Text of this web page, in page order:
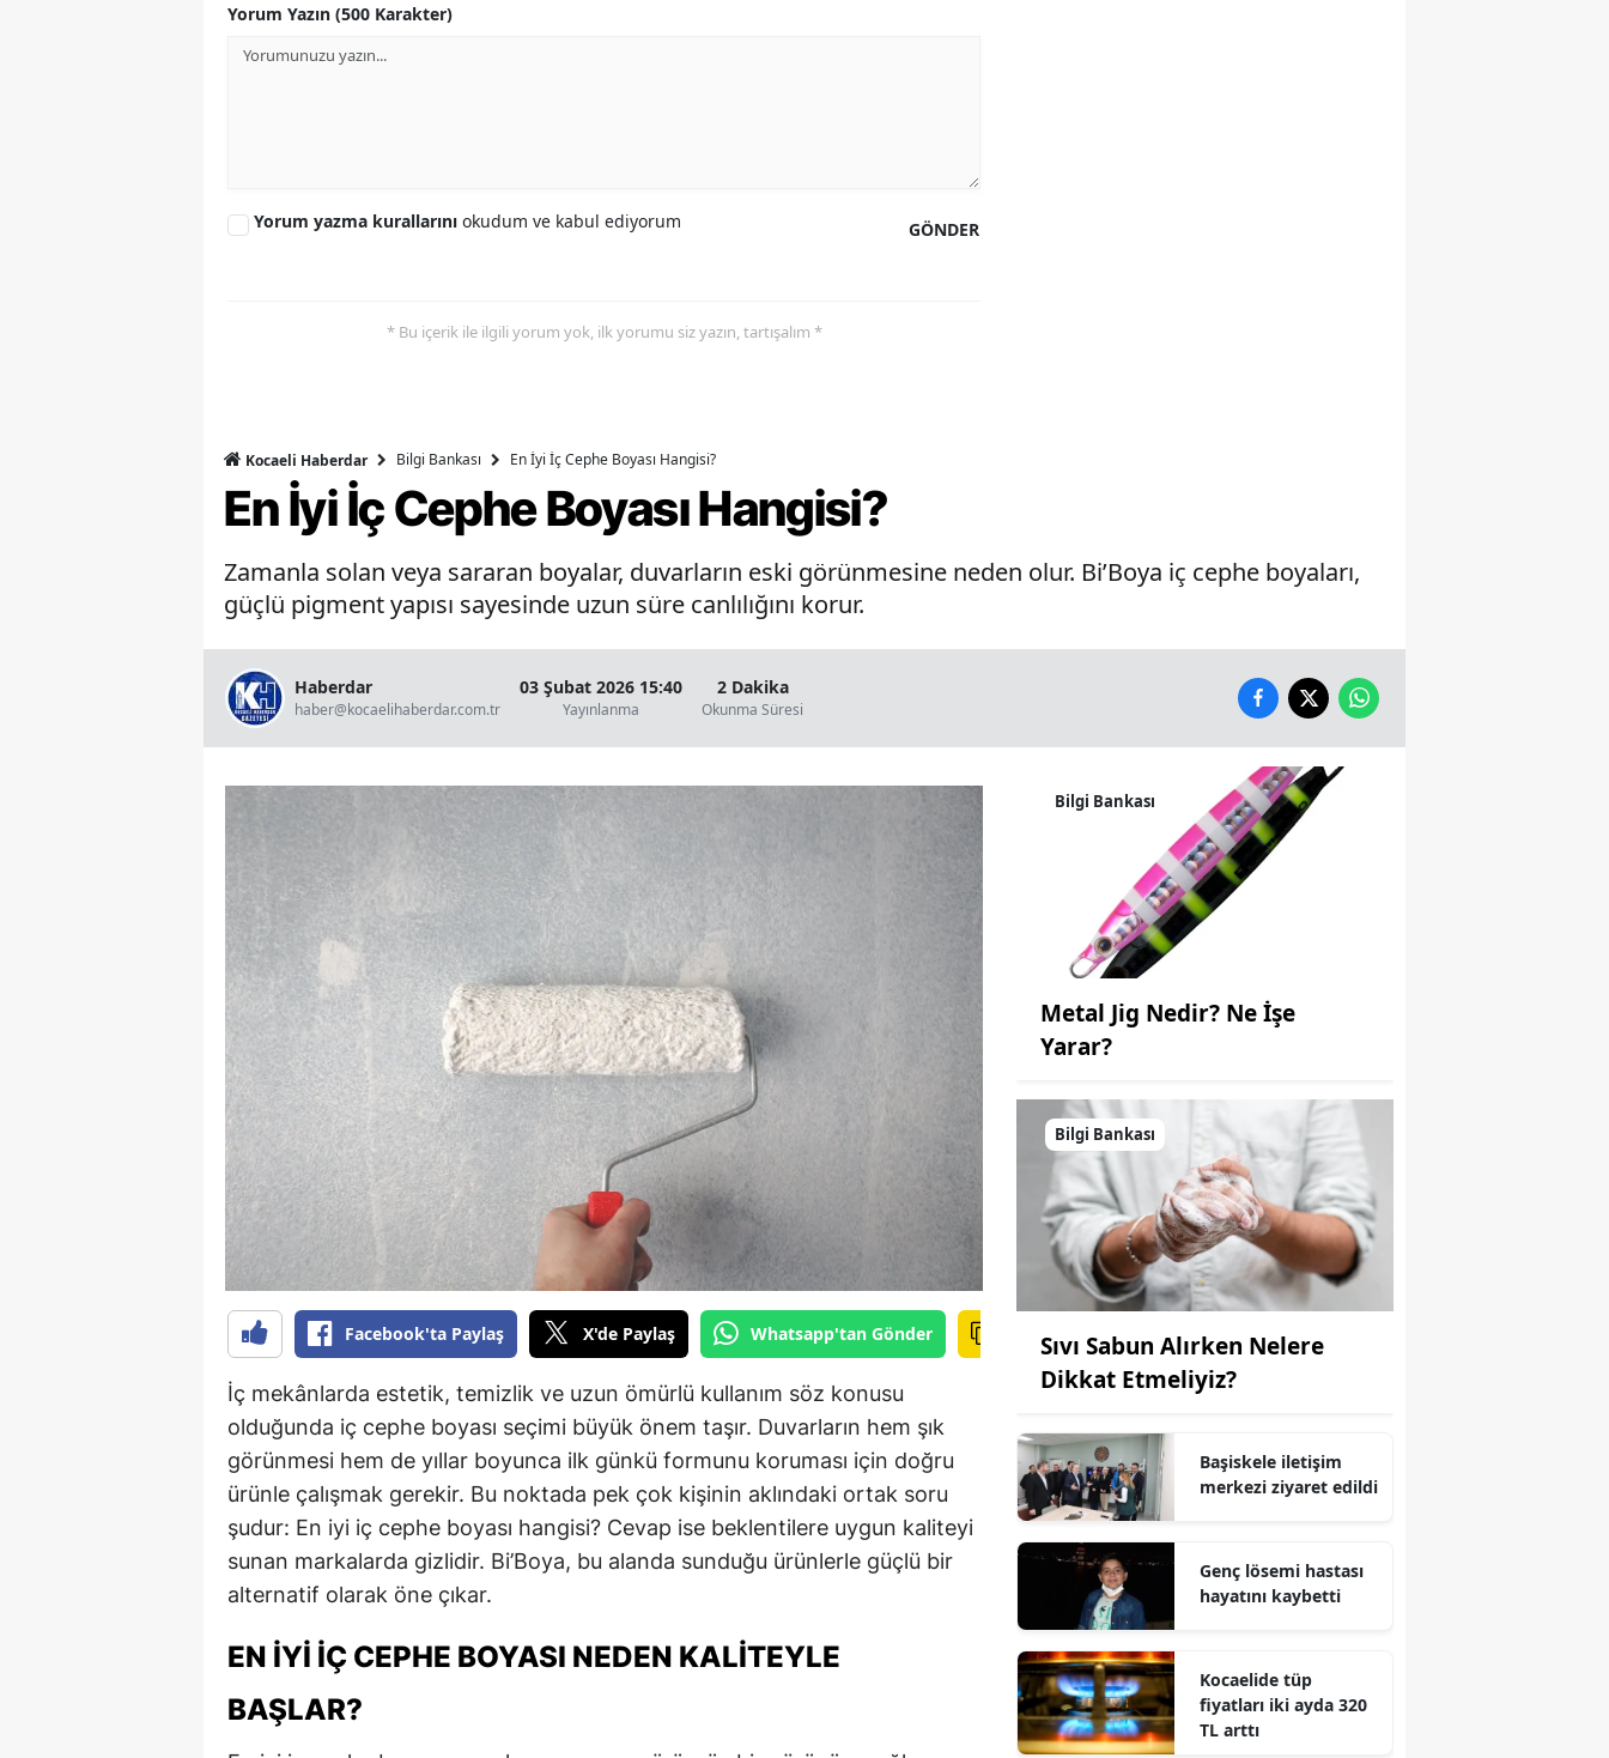
Şanlıurfa
Zonguldak
Aksaray
Bayburt
Batman
Bartın
Ardahan
Iğdır
Yalova
Karabük
Kilis
Düzce
Yorum Yazın (500 Karakter)
GÖNDER
Yorum yazma kurallarını okudum ve kabul ediyorum
* Bu içerik ile ilgili yorum yok, ilk yorumu siz yazın, tartışalım *
Kocaeli Haberdar Bilgi Bankası En İyi İç Cephe Boyası Hangisi?
En İyi İç Cephe Boyası Hangisi?
Zamanla solan veya sararan boyalar, duvarların eski görünmesine neden olur. Bi’Boya iç cephe boyaları,
güçlü pigment yapısı sayesinde uzun süre canlılığını korur.
Haberdar
haber@kocaelihaberdar.com.tr
03 Şubat 2026 15:40
Yayınlanma
2 Dakika
Okunma Süresi
Facebook'ta Paylaş X'de Paylaş Whatsapp'tan Gönder
İç mekânlarda estetik, temizlik ve uzun ömürlü kullanım söz konusu
olduğunda iç cephe boyası seçimi büyük önem taşır. Duvarların hem şık
görünmesi hem de yıllar boyunca ilk günkü formunu koruması için doğru
ürünle çalışmak gerekir. Bu noktada pek çok kişinin aklındaki ortak soru
şudur: En iyi iç cephe boyası hangisi? Cevap ise beklentilere uygun kaliteyi
sunan markalarda gizlidir. Bi’Boya, bu alanda sunduğu ürünlerle güçlü bir
alternatif olarak öne çıkar.
EN İYI İÇ CEPHE BOYASI NEDEN KALITEYLE
BAŞLAR?
Bilgi Bankası
Metal Jig Nedir? Ne İşe
Yarar?
Bilgi Bankası
Sıvı Sabun Alırken Nelere
Dikkat Etmeliyiz?
Başiskele iletişim
merkezi ziyaret edildi
Genç lösemi hastası
hayatını kaybetti
Kocaelide tüp
fiyatları iki ayda 320
TL arttı